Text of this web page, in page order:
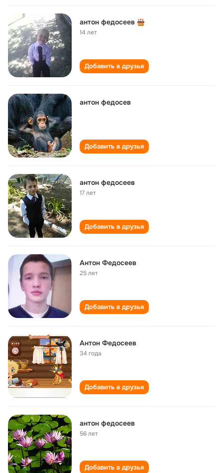
антон федосеев
14 лет
Добавить в друзья
антон федосев
Добавить в друзья
антон федосеев
17 лет
Добавить в друзья
Антон Федосеев
25 лет
Добавить в друзья
Антон Федосеев
34 года
Добавить в друзья
антон федосеев
56 лет
Добавить в друзья